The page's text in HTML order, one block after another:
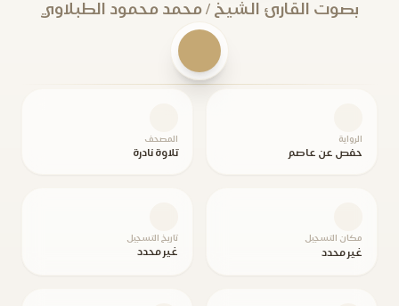
بصوت القارئ الشيخ / محمد محمود الطبلاوي
الرواية
حفص عن عاصم
المصحف
تلاوة نادرة
مكان التسجيل
غير محدد
تاريخ التسجيل
غير محدد